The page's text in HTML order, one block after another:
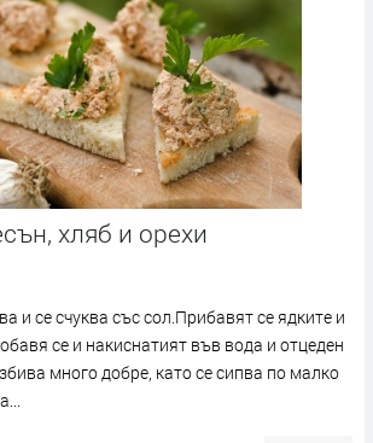
хляб и орехи
и се счуква със сол.Прибавят се ядките и
се и накиснатият във вода и отцеден
много добре, като се сипва по малко